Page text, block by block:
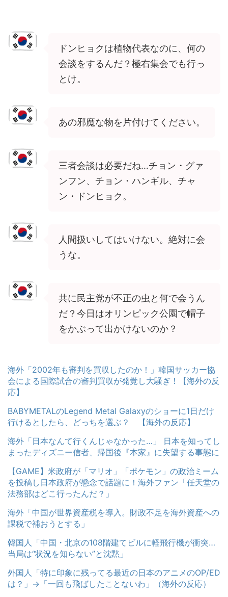
ドンヒョクは植物代表なのに、何の
会談をするんだ？極右集会でも行っ
とけ。
あの邪魔な物を片付けてください。
三者会談は必要だね…チョン・グァ
ンフン、チョン・ハンギル、チャ
ン・ドンヒョク。
人間扱いしてはいけない。絶対に会
うな。
共に民主党が不正の虫と何で会うん
だ？今日はオリンピック公園で帽子
をかぶって出かけないのか？
海外「2002年も審判を買収したのか！」韓国サッカー協
会による国際試合の審判買収が発覚し大騒ぎ！【海外の反
応】
BABYMETALのLegend Metal Galaxyのショーに1日だけ
行けるとしたら、どっちを選ぶ？ 【海外の反応】
海外「日本なんて行くんじゃなかった…」 日本を知ってし
まったディズニー信者、帰国後『本家』に失望する事態に
【GAME】米政府が「マリオ」「ポケモン」の政治ミーム
を投稿し日本政府が懸念で話題に！海外ファン「任天堂の
法務部はどこ行ったんだ？」
海外「中国が世界資産税を導入。財政不足を海外資産への
課税で補おうとする」
韓国人「中国・北京の108階建てビルに軽飛行機が衝突…
当局は“状況を知らない”と沈黙」
外国人「特に印象に残ってる最近の日本のアニメのOP/ED
は？」→「一回も飛ばしたことないわ」（海外の反応）